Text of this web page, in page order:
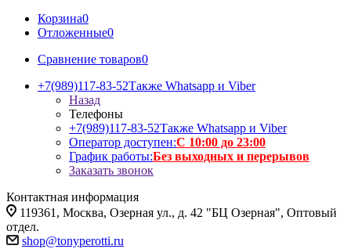
Корзина0
Отложенные0
Сравнение товаров0
+7(989)117-83-52Также Whatsapp и Viber
Назад
Телефоны
+7(989)117-83-52Также Whatsapp и Viber
Оператор доступен:С 10:00 до 23:00
График работы:Без выходных и перерывов
Заказать звонок
Контактная информация
119361, Москва, Озерная ул., д. 42 "БЦ Озерная", Оптовый
отдел.
shop@tonyperotti.ru